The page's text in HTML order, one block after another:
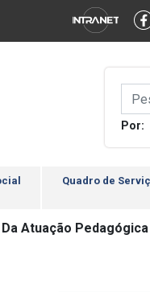
Alternar Alto
Campo
Por:
Quadro de
Atuação